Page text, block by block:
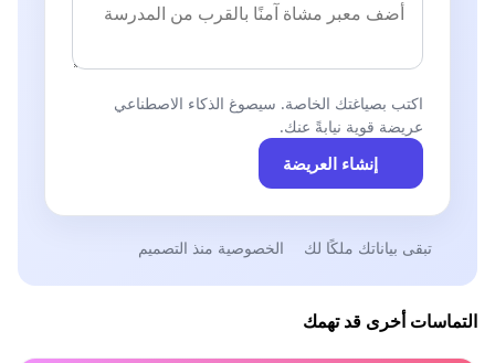
اكتب بصياغتك الخاصة. سيصوغ الذكاء الاصطناعي
عريضة قوية نيابةً عنك.
إنشاء العريضة
تبقى بياناتك ملكًا لك الخصوصية منذ التصميم
التماسات أخرى قد تهمك